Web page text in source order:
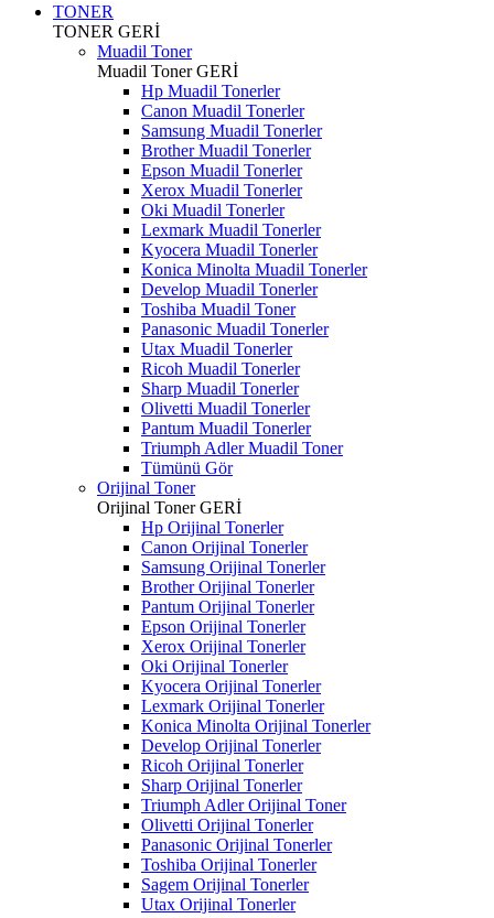
TONER
TONER GERİ
Muadil Toner
Muadil TonerGERİ
Hp Muadil Tonerler
Canon Muadil Tonerler
Samsung Muadil Tonerler
Brother Muadil Tonerler
Epson Muadil Tonerler
Xerox Muadil Tonerler
Oki Muadil Tonerler
Lexmark Muadil Tonerler
Kyocera Muadil Tonerler
Konica Minolta Muadil Tonerler
Develop Muadil Tonerler
Toshiba Muadil Toner
Panasonic Muadil Tonerler
Utax Muadil Tonerler
Ricoh Muadil Tonerler
Sharp Muadil Tonerler
Olivetti Muadil Tonerler
Pantum Muadil Tonerler
Triumph Adler Muadil Toner
Tümünü Gör
Orijinal Toner
Orijinal TonerGERİ
Hp Orijinal Tonerler
Canon Orijinal Tonerler
Samsung Orijinal Tonerler
Brother Orijinal Tonerler
Pantum Orijinal Tonerler
Epson Orijinal Tonerler
Xerox Orijinal Tonerler
Oki Orijinal Tonerler
Kyocera Orijinal Tonerler
Lexmark Orijinal Tonerler
Konica Minolta Orijinal Tonerler
Develop Orijinal Tonerler
Ricoh Orijinal Tonerler
Sharp Orijinal Tonerler
Triumph Adler Orijinal Toner
Olivetti Orijinal Tonerler
Panasonic Orijinal Tonerler
Toshiba Orijinal Tonerler
Sagem Orijinal Tonerler
Utax Orijinal Tonerler